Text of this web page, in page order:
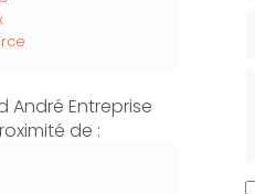
Entreprise
de :